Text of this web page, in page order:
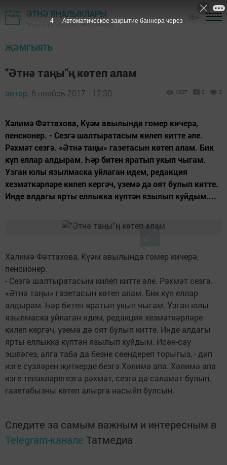
ӘТНӘ ЯҢАЛЫКЛАРЫ
"Әтнә таңы" газетасы - Әтнә районы
ҖӘМГЫЯТЬ
"Әтнә таңы"ң көтеп алам
автор, 6 ноябрь 2017 - 12:30 1007 0 0
Хәлимә Фәттахова, Күәм авылында гомер кичерә,
пенсионер. - Сезгә шалтыратасым килеп китте әле.
Рәхмәт сезгә. «Әтнә таңы» газетасын көтеп алам. Бик
күп еллар алдырам. Һәр битен яратып укып чыгам.
Узган юлы язылмаска уйлаган идем, редакция
хезмәткәрләре килеп кергәч, үземә дә оят булып китте.
Инде алдагы ярты еллыкка күптән язылып куйдым....
Хәлимә Фәттахова, Күәм авылында гомер кичерә,
пенсионер.
- Сезгә шалтыратасым килеп китте әле. Рәхмәт сезгә.
«Әтнә таңы» газетасын көтеп алам. Бик күп еллар
алдырам. Һәр битен яратып укып чыгам. Узган юлы
язылмаска уйлаган идем, редакция хезмәткәрләре
килеп кергәч, үземә дә оят булып китте. Инде алдагы
ярты еллыкка күптән язылып куйдым. Исән-сау
эшләгез, алга таба да безне сөендереп торыгыз, - дип
изге сүзләрен җиткерде безгә Хәлимә апа. Хәлимә апа
изге теләкләрегезгә рәхмәт, сезгә дә сәламәт булып,
газетабызны көтеп алырга насыйп булсын.
Следите за самым важным и интересным в
Telegram-канале Татмедиа
3 Автоматическое закрытие баннера через